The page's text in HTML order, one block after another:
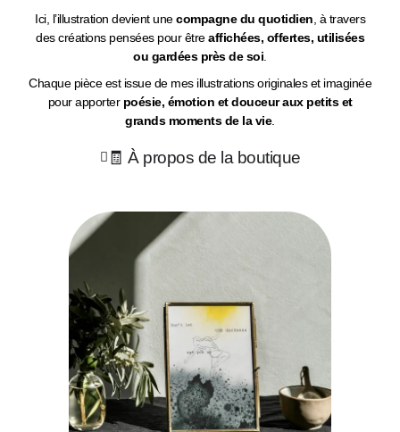
Ici, l’illustration devient unecompagne du quotidien , à travers
des créations pensées pour êtreaffichées, offertes, utilisées
ou gardées près de soi
Chaque pièce est issue de mes illustrations originales et imaginée
pour apporter poésie, émotion et douceur aux petits et
grands moments de la vie.
🧾 À propos de la boutique